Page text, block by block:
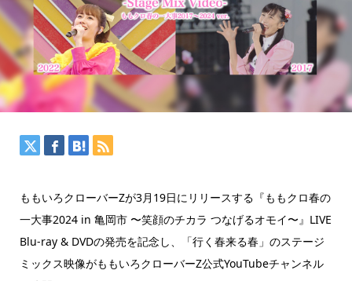
ももいろクローバーZが3月19日にリリースする『ももクロ春の
一大事2024 in 亀岡市 〜笑顔のチカラ つなげるオモイ〜』LIVE
Blu-ray & DVDの発売を記念し、「行く春来る春」のステージ
ミックス映像がももいろクローバーZ公式YouTubeチャンネル